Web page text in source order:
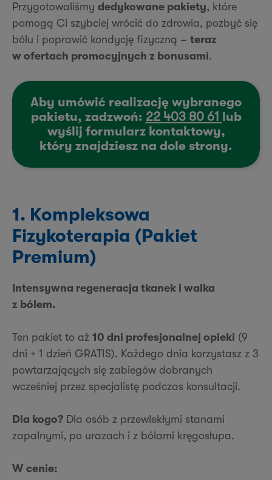
Przygotowaliśmydedykowane pakiety, które
pomogą Ci szybciej wrócić do zdrowia, pozbyć się
bólu i poprawić kondycję fizyczną –teraz
w ofertach promocyjnych z bonusami.
Aby umówić realizację wybranego
pakietu, zadzwoń: 22 403 80 61
lub
wyślij formularz kontaktowy,
który znajdziesz na dole strony.
1. Kompleksowa
Fizykoterapia (Pakiet
Premium)
Intensywna regeneracja tkanek i walka
z bólem.
Ten pakiet to aż10 dni profesjonalnej opieki (9
dni + 1 dzień GRATIS). Każdego dnia korzystasz z 3
powtarzających się zabiegów dobranych
wcześniej przez specjalistę podczas konsultacji.
Dla kogo? Dla osób z przewlekłymi stanami
zapalnymi, po urazach i z bólami kręgosłupa.
W cenie: